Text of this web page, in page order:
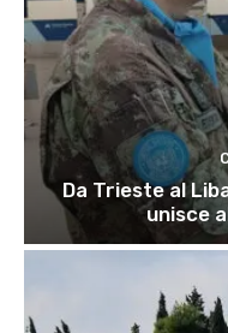
Da Trieste al
unisce